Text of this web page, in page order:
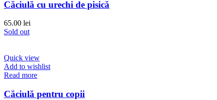
Căciulă cu urechi de pisică
65.00 lei
Sold out
Quick view
Add to wishlist
Read more
Căciulă pentru copii